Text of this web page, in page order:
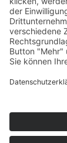
Alle
Nennungsliste
Ergebnis
Jahrbuch